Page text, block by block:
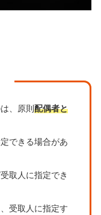
、原則 配偶者と
できる場合があ
取人に指定でき
受取人に指定す